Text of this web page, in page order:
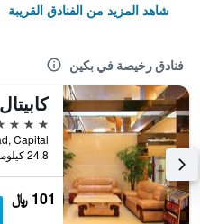
شاهد المزيد من الفنادق القريبة
فنادق رخيصة في بكين
4 نجوم
24.8 كيلومتر عن وسط المدينة
101 ﷼